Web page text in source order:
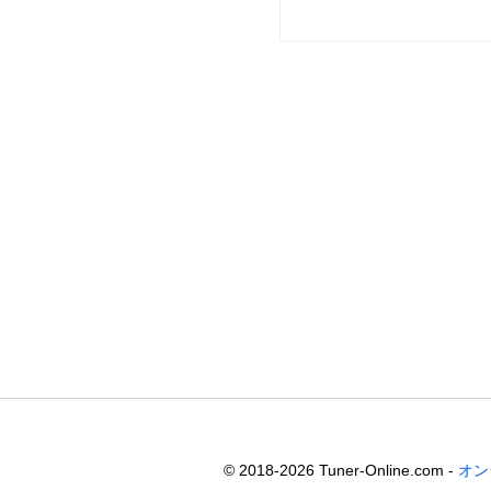
© 2018-2026 Tuner-Online.com - オ